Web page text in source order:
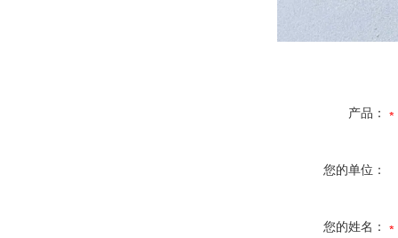
产品：
您的单位：
您的姓名：